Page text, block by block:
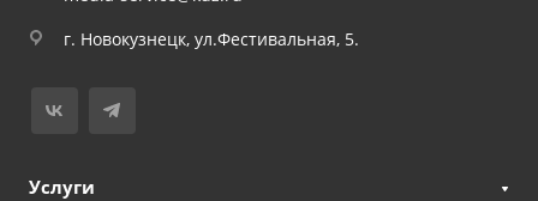
г. Новокузнецк, ул.Фестивальная, 5.
Услуги